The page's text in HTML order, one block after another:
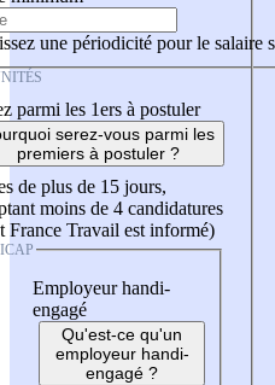
une périodicité pour le salaire
parmi les 1ers à postuler
serez-vous parmi les
premiers à postuler ?
de plus de 15 jours,
moins de 4 candidatures
France Travail est informé)
Employeur handi-
engagé
Qu'est-ce qu'un
employeur handi-
engagé ?